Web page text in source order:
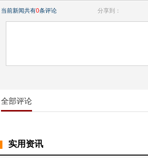
当前新闻共有0条评论 分享到：
全部评论
实用资讯